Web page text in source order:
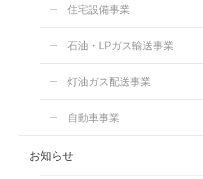
住宅設備事業
石油・LPガス輸送事業
灯油ガス配送事業
自動車事業
お知らせ